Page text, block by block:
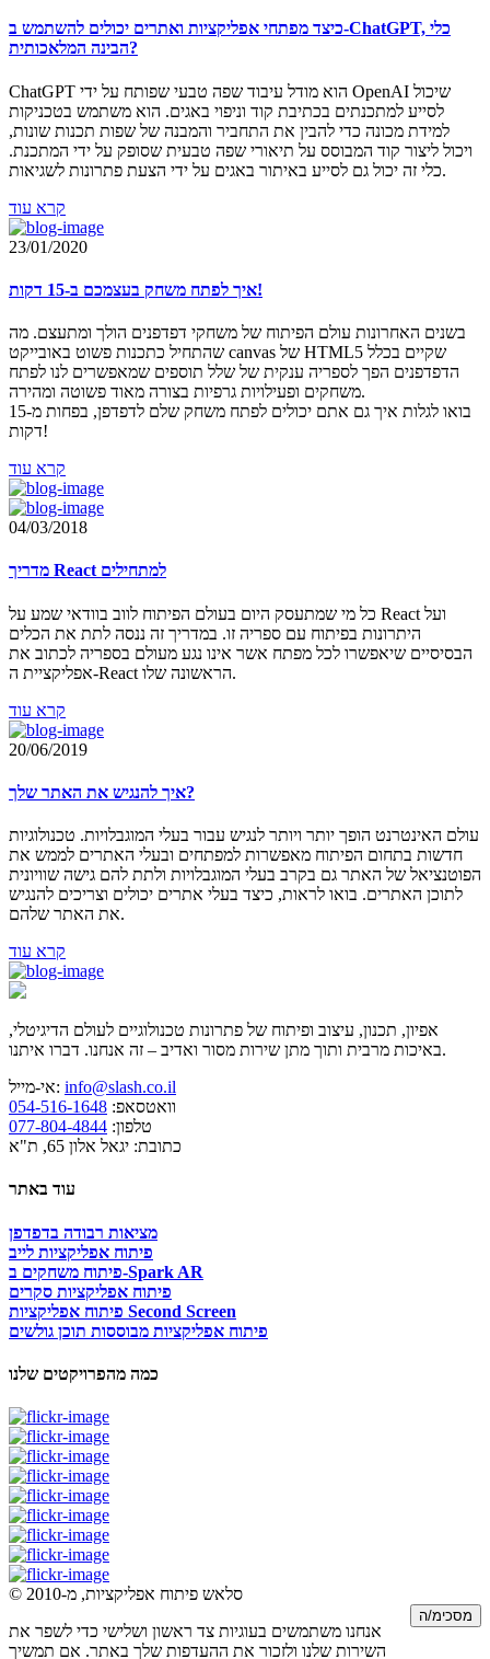
כיצד מפתחי אפליקציות ואתרים יכולים להשתמש ב-ChatGPT, כלי
הבינה המלאכותית?
ChatGPT הוא מודל עיבוד שפה טבעי שפותח על ידי OpenAI שיכול
לסייע למתכנתים בכתיבת קוד וניפוי באגים. הוא משתמש בטכניקות
למידת מכונה כדי להבין את התחביר והמבנה של שפות תכנות שונות,
ויכול ליצור קוד המבוסס על תיאורי שפה טבעית שסופק על ידי המתכנת.
כלי זה יכול גם לסייע באיתור באגים על ידי הצעת פתרונות לשגיאות.
קרא עוד
23/01/2020
איך לפתח משחק בעצמכם ב-15 דקות!
בשנים האחרונות עולם הפיתוח של משחקי דפדפנים הולך ומתעצם. מה
שהתחיל כתכנות פשוט באובייקט canvas של HTML5 שקיים בכלל
הדפדפנים הפך לספריה ענקית של שלל תוספים שמאפשרים לנו לפתח
משחקים ופעילויות גרפיות בצורה מאוד פשוטה ומהירה.
בואו לגלות איך גם אתם יכולים לפתח משחק שלם לדפדפן, בפחות מ-15
דקות!
קרא עוד
04/03/2018
מדריך React למתחילים
כל מי שמתעסק היום בעולם הפיתוח לווב בוודאי שמע על React ועל
היתרונות בפיתוח עם ספריה זו. במדריך זה ננסה לתת את הכלים
הבסיסיים שיאפשרו לכל מפתח אשר אינו נגע מעולם בספריה לכתוב את
אפליקציית ה-React הראשונה שלו.
קרא עוד
20/06/2019
איך להנגיש את האתר שלך?
עולם האינטרנט הופך יותר ויותר לנגיש עבור בעלי המוגבלויות. טכנולוגיות
חדשות בתחום הפיתוח מאפשרות למפתחים ובעלי האתרים לממש את
הפוטנציאל של האתר גם בקרב בעלי המוגבלויות ולתת להם גישה שוויונית
לתוכן האתרים. בואו לראות, כיצד בעלי אתרים יכולים וצריכים להנגיש
את האתר שלהם.
קרא עוד
אפיון, תכנון, עיצוב ופיתוח של פתרונות טכנולוגיים לעולם הדיגיטלי,
באיכות מרבית ותוך מתן שירות מסור ואדיב – זה אנחנו. דברו איתנו.
אי-מייל: info@slash.co.il
וואטסאפ: 054-516-1648
טלפון: 077-804-4844
כתובת: יגאל אלון 65, ת"א
עוד באתר
מציאות רבודה בדפדפן
פיתוח אפליקציות לייב
פיתוח משחקים ב-Spark AR
פיתוח אפליקציות סקרים
פיתוח אפליקציות Second Screen
פיתוח אפליקציות מבוססות תוכן גולשים
כמה מהפרויקטים שלנו
© סלאש פיתוח אפליקציות, מ-2010
אנחנו משתמשים בעוגיות צד ראשון ושלישי כדי לשפר את
השירות שלנו ולזכור את ההעדפות שלך באתר. אם תמשיך
מסכימ/ה